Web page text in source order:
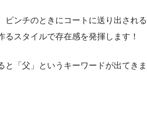
ピンチのときにコートに送り出され
スタイルで存在感を発揮します！
「父」というキーワードが出てきま